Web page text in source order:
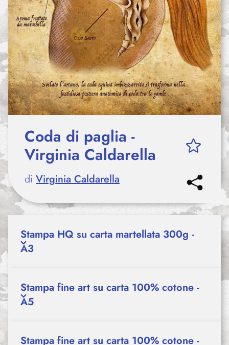
Coda di paglia -
Virginia Caldarella
di Virginia Caldarella
Stampa HQ su carta martellata 300g -
A3
Stampa fine art su carta 100% cotone -
A5
Stampa fine art su carta 100% cotone -